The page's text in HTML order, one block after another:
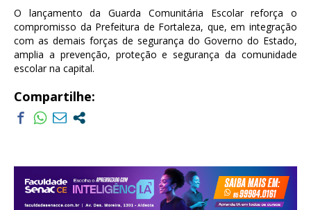
O lançamento da Guarda Comunitária Escolar reforça o
compromisso da Prefeitura de Fortaleza, que, em integração
com as demais forças de segurança do Governo do Estado,
amplia a prevenção, proteção e segurança da comunidade
escolar na capital.
Compartilhe: